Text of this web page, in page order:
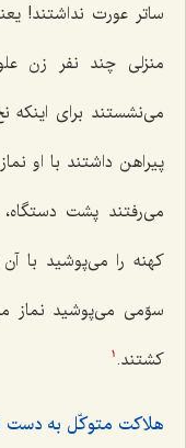
ساتر عورت نداشتند!
منزلی چند نفر زن
می‌نشستند برای اینکه
پیراهن داشتند با او
می‌رفتند پشت
کهنه را می‌پوشید با آن
سوّمی می‌پوشید نماز
کشتند. 1
هلاکت متوکّل به دست